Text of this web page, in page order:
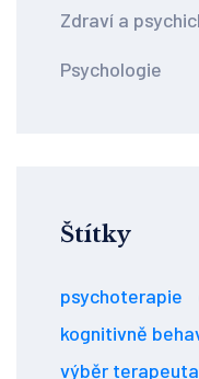
Zdraví a
Psychologie
Štítky
psychoterapie
kognitivně
výběr terapeuta